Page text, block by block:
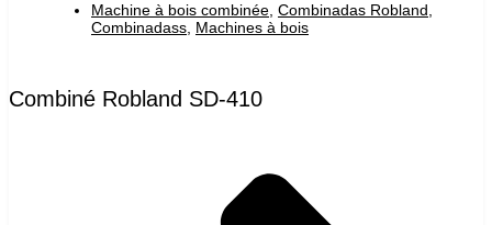
Machine à bois combinée, Combinadas Robland,
Combinadass, Machines à bois
Combiné Robland SD-410